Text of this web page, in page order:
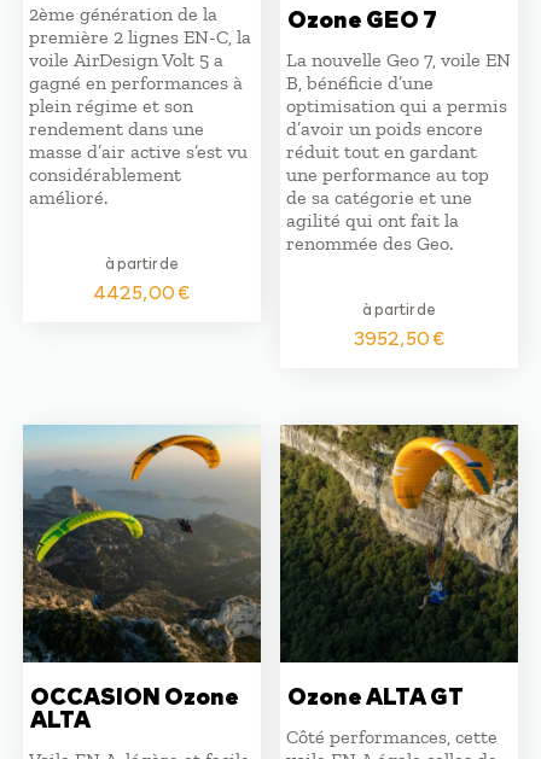
2ème génération de la
première 2 lignes EN-C, la
voile AirDesign Volt 5 a
gagné en performances à
plein régime et son
rendement dans une
masse d’air active s’est vu
considérablement
amélioré.
à partir de
4425,00€
Ozone GEO 7
La nouvelle Geo 7, voile EN
B, bénéficie d’une
optimisation qui a permis
d’avoir un poids encore
réduit tout en gardant
une performance au top
de sa catégorie et une
agilité qui ont fait la
renommée des Geo.
à partir de
3952,50€
OCCASION Ozone
ALTA
Ozone ALTA GT
Côté performances, cette